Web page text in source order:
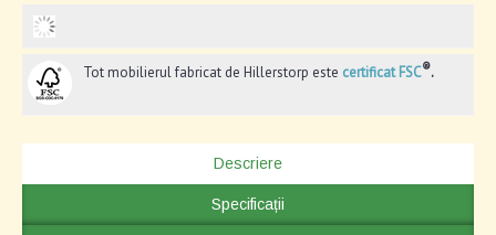
Tot mobilierul fabricat de Hillerstorp este certificat FSC®.
Descriere
Specificații